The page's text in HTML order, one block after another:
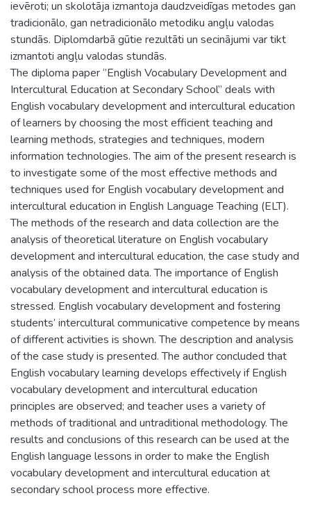
ievēroti; un skolotāja izmantoja daudzveidīgas metodes gan
tradicionālo, gan netradicionālo metodiku angļu valodas
stundās. Diplomdarbā gūtie rezultāti un secinājumi var tikt
izmantoti angļu valodas stundās.
The diploma paper ‘’English Vocabulary Development and
Intercultural Education at Secondary School’’ deals with
English vocabulary development and intercultural education
of learners by choosing the most efficient teaching and
learning methods, strategies and techniques, modern
information technologies. The aim of the present research is
to investigate some of the most effective methods and
techniques used for English vocabulary development and
intercultural education in English Language Teaching (ELT).
The methods of the research and data collection are the
analysis of theoretical literature on English vocabulary
development and intercultural education, the case study and
analysis of the obtained data. The importance of English
vocabulary development and intercultural education is
stressed. English vocabulary development and fostering
students’ intercultural communicative competence by means
of different activities is shown. The description and analysis
of the case study is presented. The author concluded that
English vocabulary learning develops effectively if English
vocabulary development and intercultural education
principles are observed; and teacher uses a variety of
methods of traditional and untraditional methodology. The
results and conclusions of this research can be used at the
English language lessons in order to make the English
vocabulary development and intercultural education at
secondary school process more effective.